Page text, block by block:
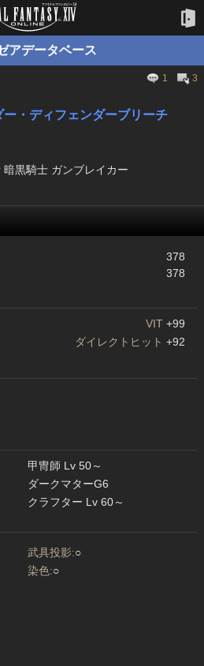
アデータベース
1
3
ー・ディフェンダーブリーチ
黒騎士 ガンブレイカー
378
378
VIT +99
ダイレクトヒット +92
甲冑師 Lv 50～
ダークマターG6
クラフター Lv 60～
武具投影:○
染色:○